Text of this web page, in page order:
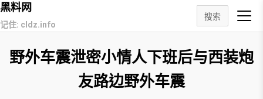
黑料网
记住: cldz.info
搜索
野外车震泄密小情人下班后与西装炮
友路边野外车震